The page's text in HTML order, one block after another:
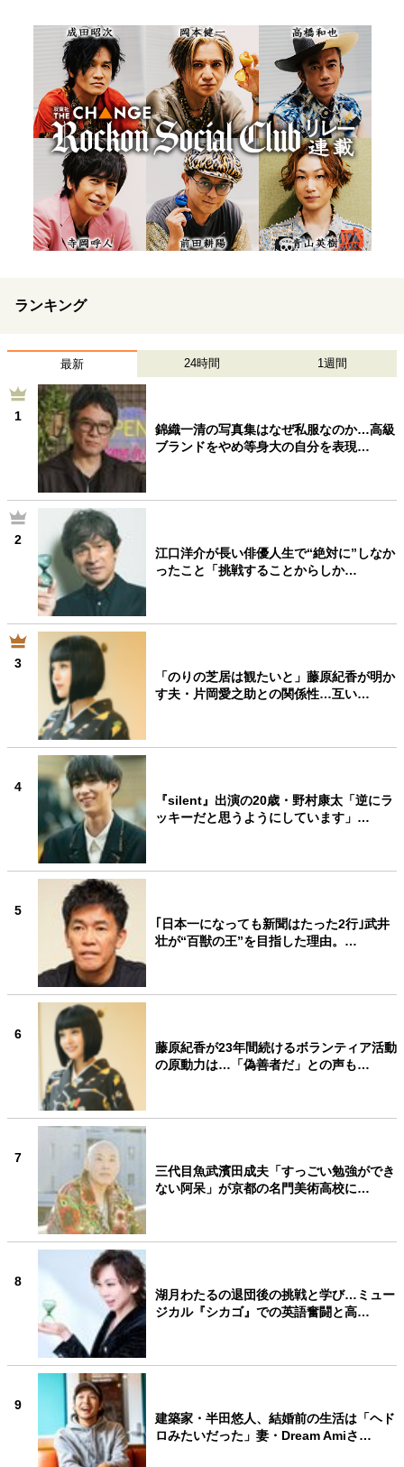
ランキング
最新 24時間 1週間
1
錦織一清の写真集はなぜ私服なのか…高級
ブランドをやめ等身大の自分を表現…
2
江口洋介が長い俳優人生で“絶対に”しなか
ったこと「挑戦することからしか…
3
「のりの芝居は観たいと」藤原紀香が明か
す夫・片岡愛之助との関係性…互い…
4
『silent』出演の20歳・野村康太「逆にラ
ッキーだと思うようにしています」…
5
｢日本一になっても新聞はたった2行｣武井
壮が“百獣の王”を目指した理由。…
6
藤原紀香が23年間続けるボランティア活動
の原動力は…「偽善者だ」との声も…
7
三代目魚武濱田成夫「すっごい勉強ができ
ない阿呆」が京都の名門美術高校に…
8
湖月わたるの退団後の挑戦と学び…ミュー
ジカル『シカゴ』での英語奮闘と高…
9
建築家・半田悠人、結婚前の生活は「ヘド
ロみたいだった」妻・Dream Amiさ…